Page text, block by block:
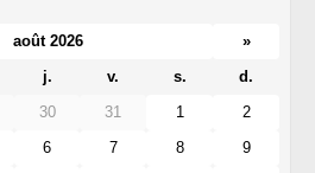
août 2026
»
j. v. s.
d.
30 31 1
2
6 7 8
9